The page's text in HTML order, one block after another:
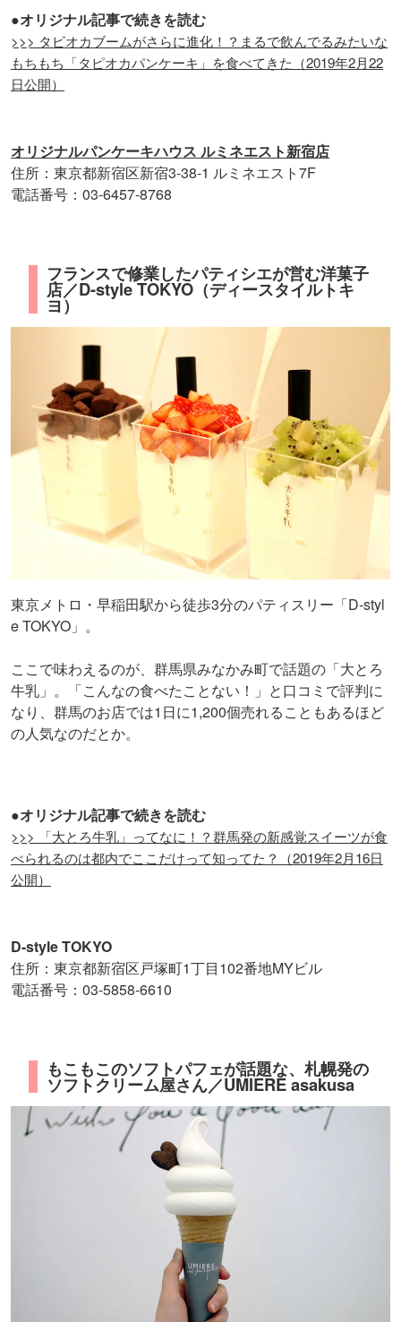
●オリジナル記事で続きを読む
>>> タピオカブームがさらに進化！？まるで飲んでるみたいな
もちもち「タピオカパンケーキ」を食べてきた（2019年2月22
日公開）
オリジナルパンケーキハウス ルミネエスト新宿店
住所：東京都新宿区新宿3-38-1 ルミネエスト7F
電話番号：03-6457-8768
フランスで修業したパティシエが営む洋菓子
店／D-style TOKYO（ディースタイルトキ
ヨ）
東京メトロ・早稲田駅から徒歩3分のパティスリー「D-styl
e TOKYO」。
ここで味わえるのが、群馬県みなかみ町で話題の「大とろ
牛乳」。「こんなの食べたことない！」と口コミで評判に
なり、群馬のお店では1日に1,200個売れることもあるほど
の人気なのだとか。
●オリジナル記事で続きを読む
>>> 「大とろ牛乳」ってなに！？群馬発の新感覚スイーツが食
べられるのは都内でここだけって知ってた？（2019年2月16日
公開）
D-style TOKYO
住所：東京都新宿区戸塚町1丁目102番地MYビル
電話番号：03-5858-6610
もこもこのソフトパフェが話題な、札幌発の
ソフトクリーム屋さん／UMIERE asakusa